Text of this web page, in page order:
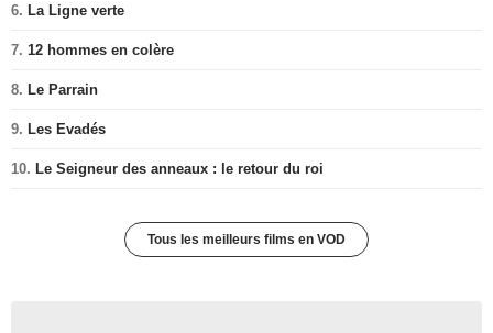
6. La Ligne verte
7. 12 hommes en colère
8. Le Parrain
9. Les Evadés
10. Le Seigneur des anneaux : le retour du roi
Tous les meilleurs films en VOD